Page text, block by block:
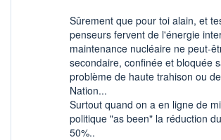
Sûrement que pour toi alain, et
penseurs fervent de l'énergie
maintenance nucléaire ne peut-
secondaire, confinée et bloquée
problème de haute trahison ou
Nation...
Surtout quand on a en ligne de
politique "as been" la réduction
50%..